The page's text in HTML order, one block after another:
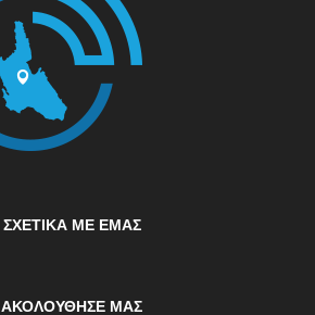
ΣΧΕΤΙΚΆ ΜΕ ΕΜΆΣ
ΑΚΟΛΟΥΘΗΣΕ ΜΑΣ